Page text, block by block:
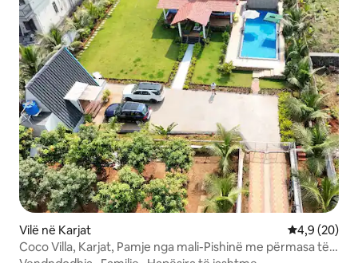
Vilë në Karjat Vlerësimi
4,9 (20)
Coco Villa, Karjat, Pamje nga mali-Pishinë me përmasa të